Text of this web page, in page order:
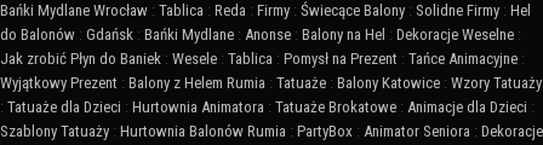
Bańki Mydlane Wrocław : Tablica : Reda : Firmy : Świecące Balony : Solidne Firmy : Hel
do Balonów : Gdańsk : Bańki Mydlane : Anonse : Balony na Hel : Dekoracje Weselne :
Jak zrobić Płyn do Baniek : Wesele : Tablica : Pomysł na Prezent : Tańce Animacyjne :
Wyjątkowy Prezent : Balony z Helem Rumia : Tatuaże : Balony Katowice : Wzory Tatuaży
: Tatuaże dla Dzieci : Hurtownia Animatora : Tatuaże Brokatowe : Animacje dla Dzieci :
Szablony Tatuaży : Hurtownia Balonów Rumia : PartyBox : Animator Seniora : Dekoracje